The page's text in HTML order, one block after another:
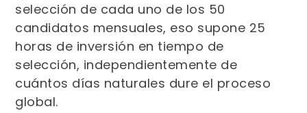
selección de cada uno de los 50
candidatos mensuales, eso supone 25
horas de inversión en tiempo de
selección, independientemente de
cuántos días naturales dure el proceso
global.